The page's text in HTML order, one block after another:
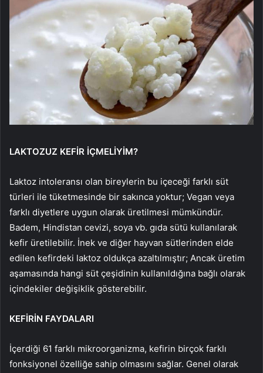
LAKTOZUZ KEFİR İÇMELİYİM?
Laktoz intoleransı olan bireylerin bu içeceği farklı süt
türleri ile tüketmesinde bir sakınca yoktur; Vegan veya
farklı diyetlere uygun olarak üretilmesi mümkündür.
Badem, Hindistan cevizi, soya vb. gıda sütü kullanılarak
kefir üretilebilir. İnek ve diğer hayvan sütlerinden elde
edilen kefirdeki laktoz oldukça azaltılmıştır; Ancak üretim
aşamasında hangi süt çeşidinin kullanıldığına bağlı olarak
içindekiler değişiklik gösterebilir.
KEFİRİN FAYDALARI
İçerdiği 61 farklı mikroorganizma, kefirin birçok farklı
fonksiyonel özelliğe sahip olmasını sağlar. Genel olarak